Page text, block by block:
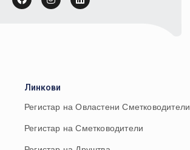
Линкови
Регистар на Овластени Сметководители
Регистар на Сметководители